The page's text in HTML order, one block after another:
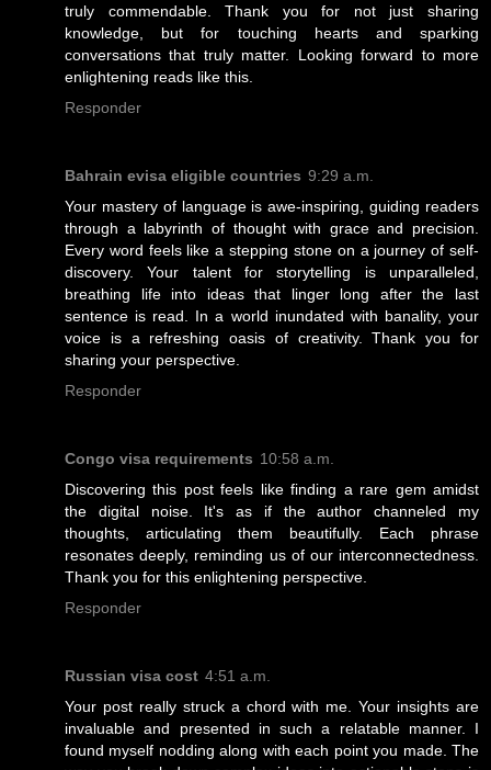
truly commendable. Thank you for not just sharing
knowledge, but for touching hearts and sparking
conversations that truly matter. Looking forward to more
enlightening reads like this.
Responder
Bahrain evisa eligible countries 9:29 a.m.
Your mastery of language is awe-inspiring, guiding readers
through a labyrinth of thought with grace and precision.
Every word feels like a stepping stone on a journey of self-
discovery. Your talent for storytelling is unparalleled,
breathing life into ideas that linger long after the last
sentence is read. In a world inundated with banality, your
voice is a refreshing oasis of creativity. Thank you for
sharing your perspective.
Responder
Congo visa requirements 10:58 a.m.
Discovering this post feels like finding a rare gem amidst
the digital noise. It's as if the author channeled my
thoughts, articulating them beautifully. Each phrase
resonates deeply, reminding us of our interconnectedness.
Thank you for this enlightening perspective.
Responder
Russian visa cost 4:51 a.m.
Your post really struck a chord with me. Your insights are
invaluable and presented in such a relatable manner. I
found myself nodding along with each point you made. The